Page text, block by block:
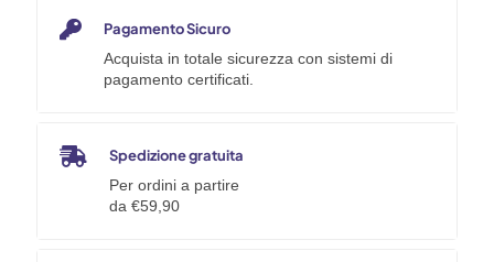
Pagamento Sicuro
Acquista in totale sicurezza con sistemi di
pagamento certificati.
Spedizione gratuita
Per ordini a partire
da €59,90